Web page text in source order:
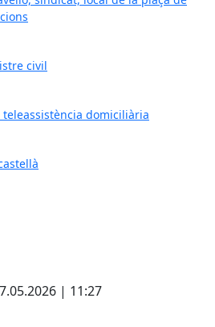
civil
teleassistència domiciliària
| 11:27